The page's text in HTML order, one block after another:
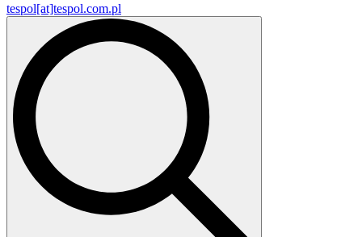
tespol[at]tespol.com.pl